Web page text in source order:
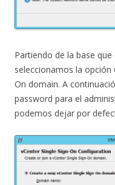
Partiendo de la base
seleccionamos la opción
On domain. A
password para el
podemos dejar por